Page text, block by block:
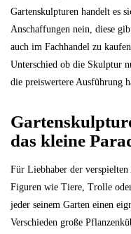
Gartenskulpturen handelt es
Anschaffungen nein, diese
auch im Fachhandel zu
Unterschied ob die Skulptur
die preiswertere Ausführung
das kleine
Für Liebhaber der
Figuren wie Tiere, Trolle
jeder seinem Garten einen
Verschieden große